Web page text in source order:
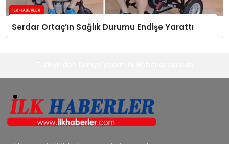
Serdar Ortaç’ın Sağlık Durumu Endişe Yarattı